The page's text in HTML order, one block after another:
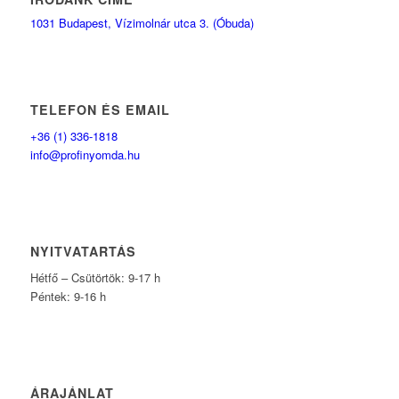
1031 Budapest, Vízimolnár utca 3. (Óbuda)
TELEFON ÉS EMAIL
+36 (1) 336-1818
info@profinyomda.hu
NYITVATARTÁS
Hétfő – Csütörtök: 9-17 h
Péntek: 9-16 h
ÁRAJÁNLAT